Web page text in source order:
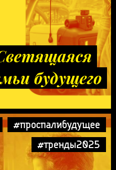
будущего
#проспалибудущее
#тренды2025